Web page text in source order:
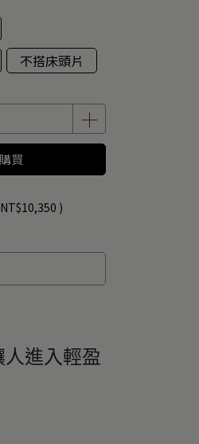
不搭床頭片
買
NT$10,350 )
進入輕盈